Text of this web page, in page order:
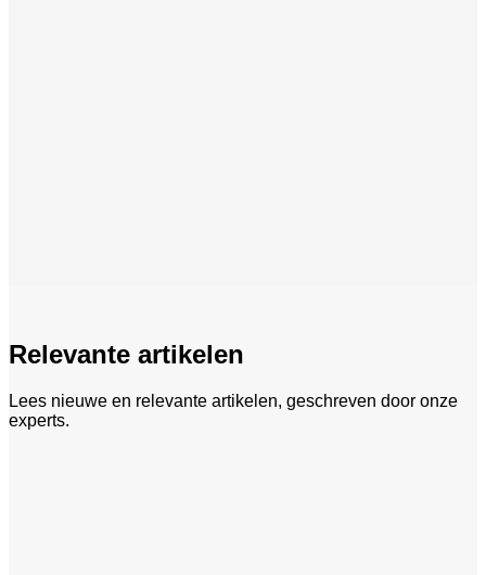
Relevante artikelen
Lees nieuwe en relevante artikelen, geschreven door onze
experts.